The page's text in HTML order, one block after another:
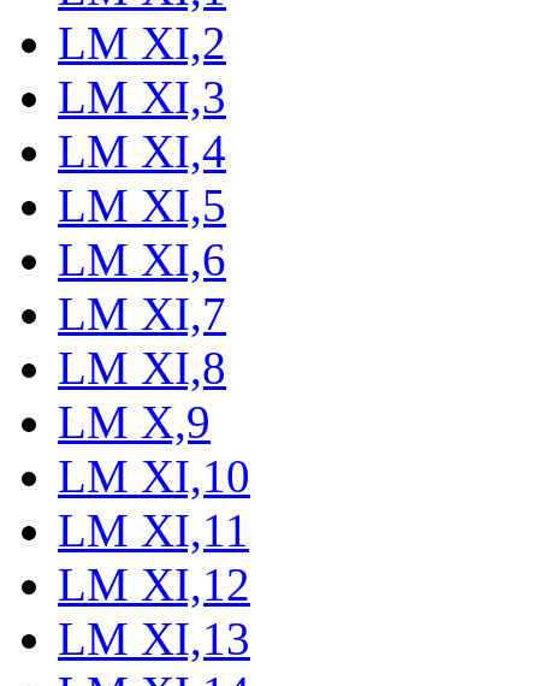
LM XI,2
LM XI,3
LM XI,4
LM XI,5
LM XI,6
LM XI,7
LM XI,8
LM X,9
LM XI,10
LM XI,11
LM XI,12
LM XI,13